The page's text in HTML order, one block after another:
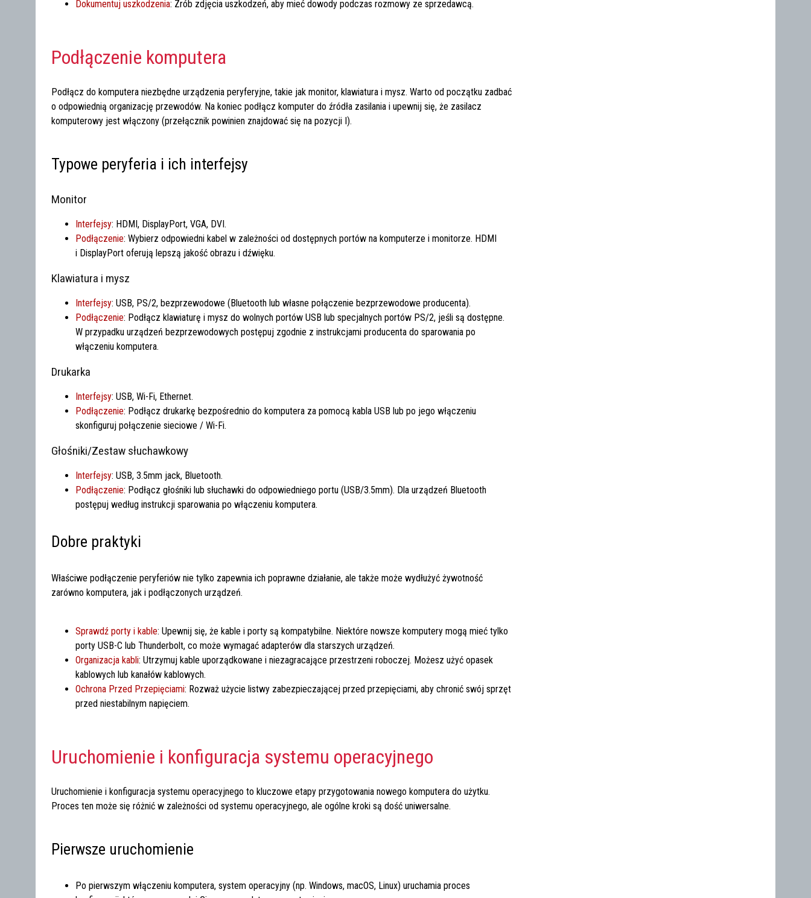
Dokumentuj uszkodzenia: Zrób zdjęcia uszkodzeń, aby mieć dowody podczas rozmowy ze sprzedawcą.
Podłączenie komputera
Podłącz do komputera niezbędne urządzenia peryferyjne, takie jak monitor, klawiatura i mysz. Warto od początku zadbać
o odpowiednią organizację przewodów. Na koniec podłącz komputer do źródła zasilania i upewnij się, że zasilacz
komputerowy jest włączony (przełącznik powinien znajdować się na pozycji I).
Typowe peryferia i ich interfejsy
Monitor
Interfejsy: HDMI, DisplayPort, VGA, DVI.
Podłączenie: Wybierz odpowiedni kabel w zależności od dostępnych portów na komputerze i monitorze. HDMI
i DisplayPort oferują lepszą jakość obrazu i dźwięku.
Klawiatura i mysz
Interfejsy: USB, PS/2, bezprzewodowe (Bluetooth lub własne połączenie bezprzewodowe producenta).
Podłączenie: Podłącz klawiaturę i mysz do wolnych portów USB lub specjalnych portów PS/2, jeśli są dostępne.
W przypadku urządzeń bezprzewodowych postępuj zgodnie z instrukcjami producenta do sparowania po
włączeniu komputera.
Drukarka
Interfejsy: USB, Wi-Fi, Ethernet.
Podłączenie: Podłącz drukarkę bezpośrednio do komputera za pomocą kabla USB lub po jego włączeniu
skonfiguruj połączenie sieciowe / Wi-Fi.
Głośniki/Zestaw słuchawkowy
Interfejsy: USB, 3.5mm jack, Bluetooth.
Podłączenie: Podłącz głośniki lub słuchawki do odpowiedniego portu (USB/3.5mm). Dla urządzeń Bluetooth
postępuj według instrukcji sparowania po włączeniu komputera.
Dobre praktyki
Właściwe podłączenie peryferiów nie tylko zapewnia ich poprawne działanie, ale także może wydłużyć żywotność
zarówno komputera, jak i podłączonych urządzeń.
Sprawdź porty i kable: Upewnij się, że kable i porty są kompatybilne. Niektóre nowsze komputery mogą mieć tylko
porty USB-C lub Thunderbolt, co może wymagać adapterów dla starszych urządzeń.
Organizacja kabli: Utrzymuj kable uporządkowane i niezagracające przestrzeni roboczej. Możesz użyć opasek
kablowych lub kanałów kablowych.
Ochrona Przed Przepięciami: Rozważ użycie listwy zabezpieczającej przed przepięciami, aby chronić swój sprzęt
przed niestabilnym napięciem.
Uruchomienie i konfiguracja systemu operacyjnego
Uruchomienie i konfiguracja systemu operacyjnego to kluczowe etapy przygotowania nowego komputera do użytku.
Proces ten może się różnić w zależności od systemu operacyjnego, ale ogólne kroki są dość uniwersalne.
Pierwsze uruchomienie
Po pierwszym włączeniu komputera, system operacyjny (np. Windows, macOS, Linux) uruchamia proces